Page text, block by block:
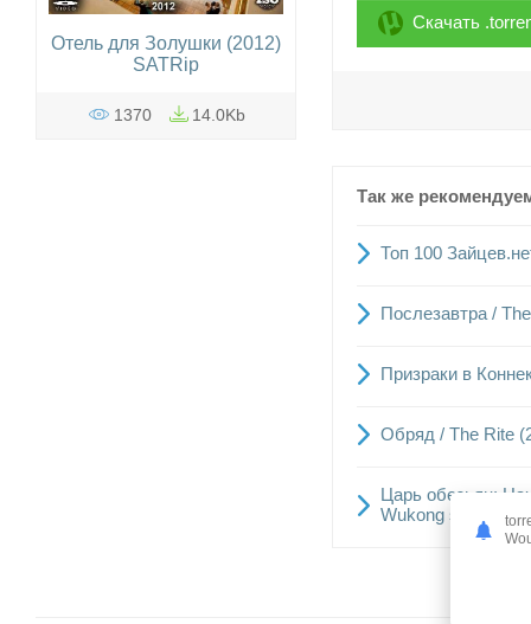
Скачать
Так же
Топ 100
Послезавтра /
Призраки в
Обряд / The Rite
Царь обезьян:
Wukong san da
Отель для Золушки (2012)
SATRip
1370 14.0Kb